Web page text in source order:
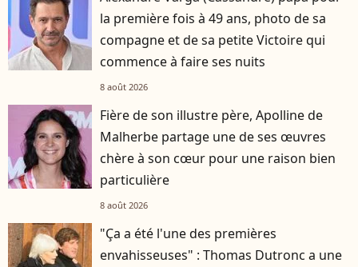
la première fois à 49 ans, photo de sa
compagne et de sa petite Victoire qui
commence à faire ses nuits
8 août 2026
Fière de son illustre père, Apolline de
Malherbe partage une de ses œuvres
chère à son cœur pour une raison bien
particulière
8 août 2026
"Ça a été l'une des premières
envahisseuses" : Thomas Dutronc a une